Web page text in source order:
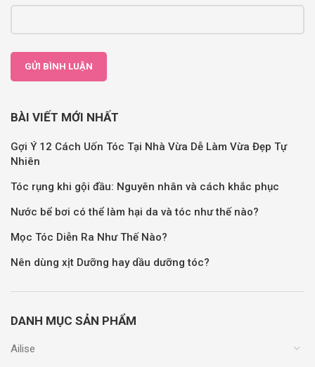
BÀI VIẾT MỚI NHẤT
Gợi Ý 12 Cách Uốn Tóc Tại Nhà Vừa Dễ Làm Vừa Đẹp Tự
Nhiên
Tóc rụng khi gội đầu: Nguyên nhân và cách khắc phục
Nước bể bơi có thể làm hại da và tóc như thế nào?
Mọc Tóc Diễn Ra Như Thế Nào?
Nên dùng xịt Dưỡng hay dầu dưỡng tóc?
DANH MỤC SẢN PHẨM
Ailise